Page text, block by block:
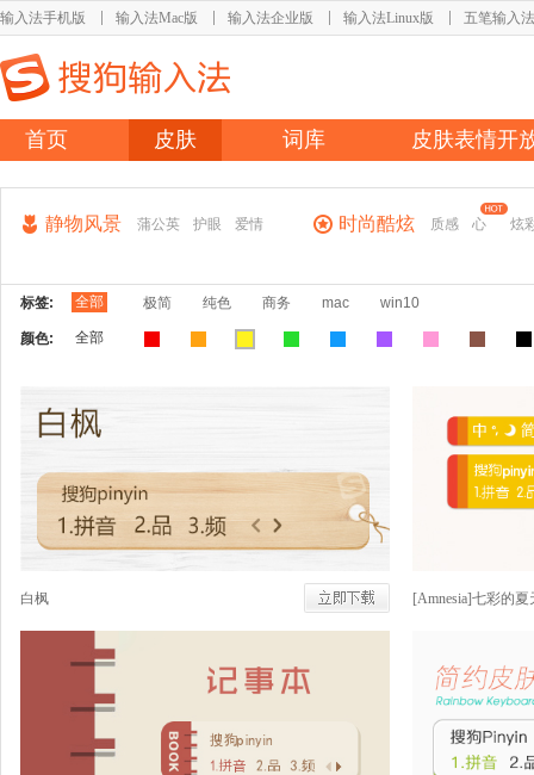
输入法手机版 输入法Mac版 输入法企业版 输入法Linux版 五笔输入法
首页 皮肤 词库 皮肤表情开
静物风景 蒲公英 护眼 爱情 时尚酷炫 质感 心 炫
标签: 全部 极简 纯色 商务 mac win10
颜色: 全部
白枫 [Amnesia]七彩的夏